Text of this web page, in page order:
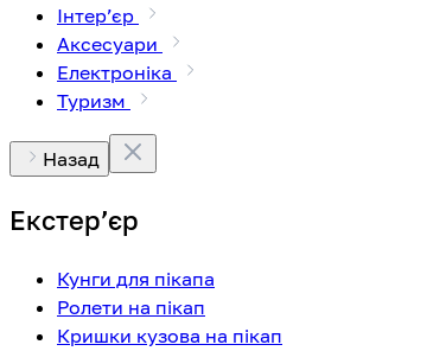
Інтерʼєр
Аксесуари
Електроніка
Туризм
Назад
Екстерʼєр
Кунги для пікапа
Ролети на пікап
Кришки кузова на пікап